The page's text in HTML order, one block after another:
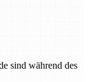
sind während des